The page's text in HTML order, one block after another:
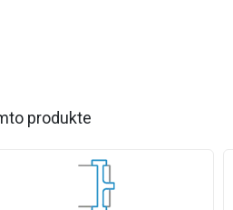
produkte